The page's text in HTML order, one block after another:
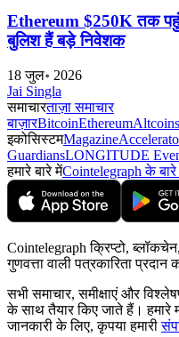
Ethereum $250K तक
बुलिश हैं बड़े निवेशक
18 जुल॰ 2026
Jai Singla
समाचारताज़ा समाचार
बाज़ारBitcoinEthereumAltcoins
इकोसिस्टमMagazine
GuardiansLONGITUDE
हमारे बारे मेंCointelegraph के बारे
Cointelegraph क्रिप्टो,
गुणवत्ता वाली पत्रकारिता प्रदान
सभी समाचार, समीक्षाएं और
के साथ तैयार किए जाते हैं।
जानकारी के लिए, कृपया हमारी